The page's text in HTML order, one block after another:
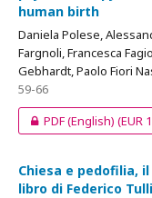
human birth
Daniela Polese,
Fargnoli, Francesca
Gebhardt, Paolo Fiori
59-66
PDF (English)(EUR
Chiesa e pedofilia,
libro di Federico